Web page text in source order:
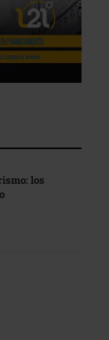
los